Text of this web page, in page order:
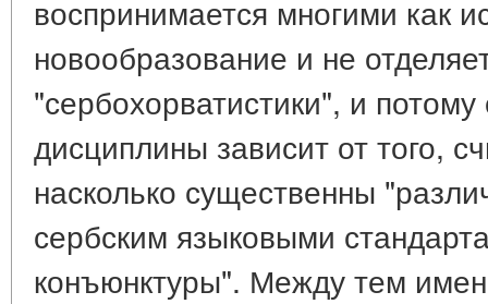
воспринимается многими как
новообразование и не
"сербохорватистики", и
дисциплины зависит от того,
насколько существенны
сербским языковыми
конъюнктуры". Между тем